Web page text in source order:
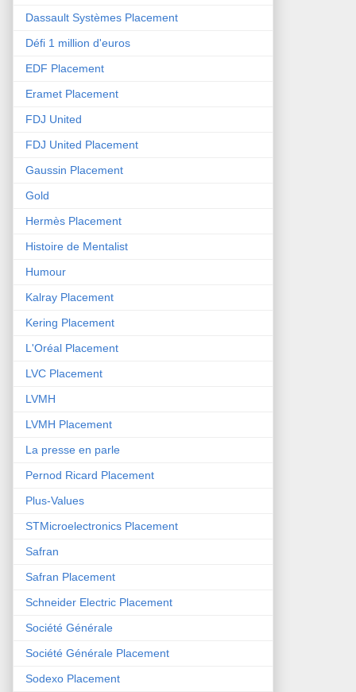
Dassault Systèmes Placement
Défi 1 million d'euros
EDF Placement
Eramet Placement
FDJ United
FDJ United Placement
Gaussin Placement
Gold
Hermès Placement
Histoire de Mentalist
Humour
Kalray Placement
Kering Placement
L'Oréal Placement
LVC Placement
LVMH
LVMH Placement
La presse en parle
Pernod Ricard Placement
Plus-Values
STMicroelectronics Placement
Safran
Safran Placement
Schneider Electric Placement
Société Générale
Société Générale Placement
Sodexo Placement